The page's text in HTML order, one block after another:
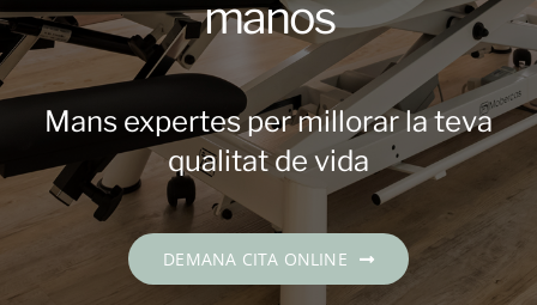
Contacte
DEMANA CITA
Català
manos
Mans expertes per millorar la teva
qualitat de vida
DEMANA CITA ONLINE